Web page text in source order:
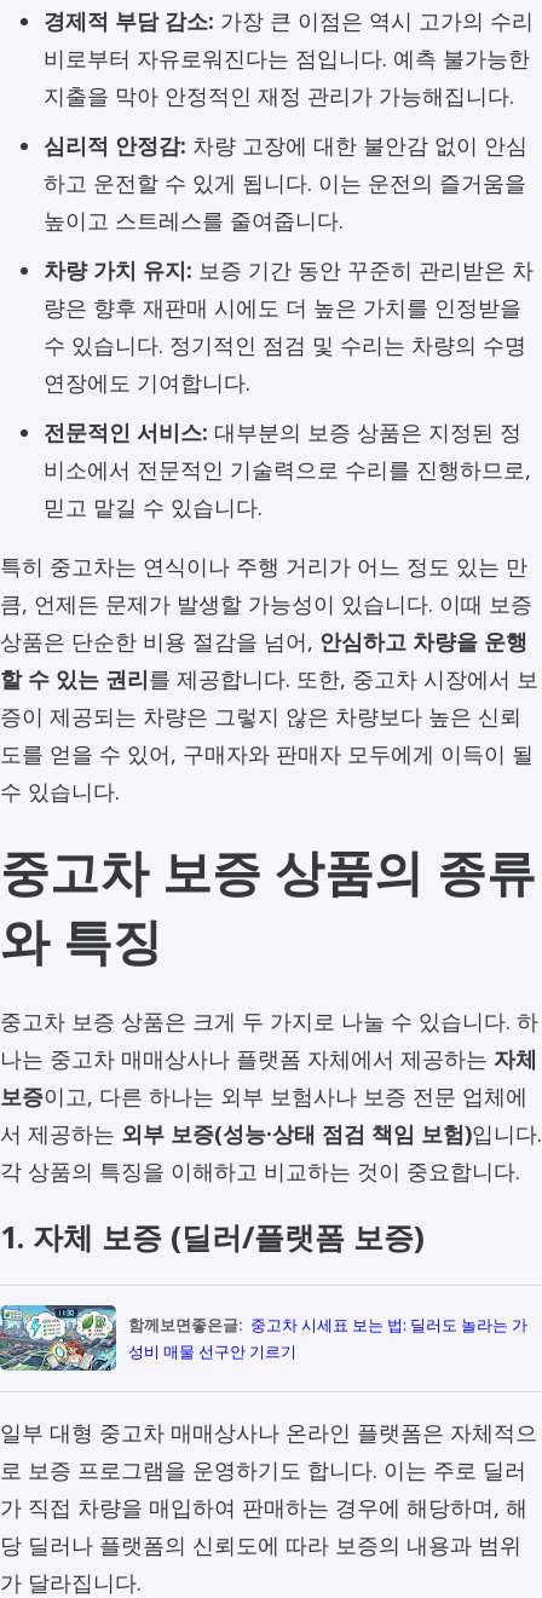
경제적 부담 감소: 가장 큰 이점은 역시 고가의 수리
비로부터 자유로워진다는 점입니다. 예측 불가능한
지출을 막아 안정적인 재정 관리가 가능해집니다.
심리적 안정감: 차량 고장에 대한 불안감 없이 안심
하고 운전할 수 있게 됩니다. 이는 운전의 즐거움을
높이고 스트레스를 줄여줍니다.
차량 가치 유지: 보증 기간 동안 꾸준히 관리받은 차
량은 향후 재판매 시에도 더 높은 가치를 인정받을
수 있습니다. 정기적인 점검 및 수리는 차량의 수명
연장에도 기여합니다.
전문적인 서비스: 대부분의 보증 상품은 지정된 정
비소에서 전문적인 기술력으로 수리를 진행하므로,
믿고 맡길 수 있습니다.
특히 중고차는 연식이나 주행 거리가 어느 정도 있는 만
큼, 언제든 문제가 발생할 가능성이 있습니다. 이때 보증
상품은 단순한 비용 절감을 넘어, 안심하고 차량을 운행
할 수 있는 권리를 제공합니다. 또한, 중고차 시장에서 보
증이 제공되는 차량은 그렇지 않은 차량보다 높은 신뢰
도를 얻을 수 있어, 구매자와 판매자 모두에게 이득이 될
수 있습니다.
중고차 보증 상품의 종류
와 특징
중고차 보증 상품은 크게 두 가지로 나눌 수 있습니다. 하
나는 중고차 매매상사나 플랫폼 자체에서 제공하는 자체
보증이고, 다른 하나는 외부 보험사나 보증 전문 업체에
서 제공하는 외부 보증(성능·상태 점검 책임 보험)입니다.
각 상품의 특징을 이해하고 비교하는 것이 중요합니다.
1. 자체 보증 (딜러/플랫폼 보증)
함께보면좋은글: 중고차 시세표 보는 법: 딜러도 놀라는 가
성비 매물 선구안 기르기
일부 대형 중고차 매매상사나 온라인 플랫폼은 자체적으
로 보증 프로그램을 운영하기도 합니다. 이는 주로 딜러
가 직접 차량을 매입하여 판매하는 경우에 해당하며, 해
당 딜러나 플랫폼의 신뢰도에 따라 보증의 내용과 범위
가 달라집니다.